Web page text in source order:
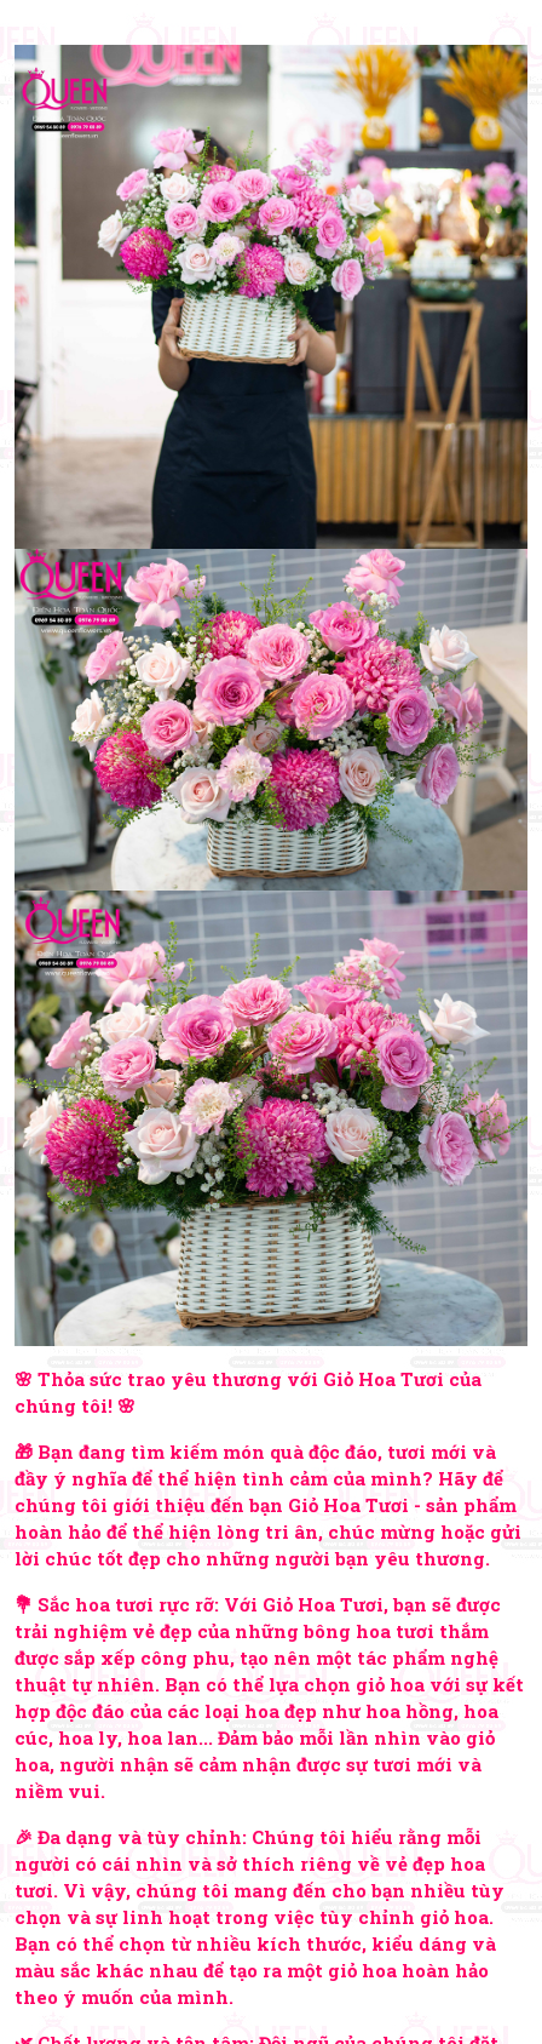
🌸 Thỏa sức trao yêu thương với Giỏ Hoa Tươi của
chúng tôi! 🌸
🎁 Bạn đang tìm kiếm món quà độc đáo, tươi mới và
đầy ý nghĩa để thể hiện tình cảm của mình? Hãy để
chúng tôi giới thiệu đến bạn Giỏ Hoa Tươi - sản phẩm
hoàn hảo để thể hiện lòng tri ân, chúc mừng hoặc gửi
lời chúc tốt đẹp cho những người bạn yêu thương.
💐 Sắc hoa tươi rực rỡ: Với Giỏ Hoa Tươi, bạn sẽ được
trải nghiệm vẻ đẹp của những bông hoa tươi thắm
được sắp xếp công phu, tạo nên một tác phẩm nghệ
thuật tự nhiên. Bạn có thể lựa chọn giỏ hoa với sự kết
hợp độc đáo của các loại hoa đẹp như hoa hồng, hoa
cúc, hoa ly, hoa lan... Đảm bảo mỗi lần nhìn vào giỏ
hoa, người nhận sẽ cảm nhận được sự tươi mới và
niềm vui.
🎉 Đa dạng và tùy chỉnh: Chúng tôi hiểu rằng mỗi
người có cái nhìn và sở thích riêng về vẻ đẹp hoa
tươi. Vì vậy, chúng tôi mang đến cho bạn nhiều tùy
chọn và sự linh hoạt trong việc tùy chỉnh giỏ hoa.
Bạn có thể chọn từ nhiều kích thước, kiểu dáng và
màu sắc khác nhau để tạo ra một giỏ hoa hoàn hảo
theo ý muốn của mình.